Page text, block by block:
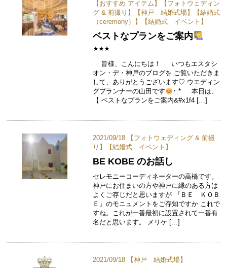
【 おすすめ アイテム 】【 フォトウェディン
グ & 前撮り 】【神戸 結婚式場】【結婚式
（ceremony）
】【結婚式 イベント 】
ベストなプランをご案内
⋆⋆⋆
皆様、こんにちは！ いつもエスタシ
オン・デ・神戸のブログを ご覧いただきま
して、ありがとうございます♡ ウエディン
グプランナーの山田です
･:* 本日は、
【 ベストなプランをご案内&#x1f4 […]
2021/09/18 【 フォトウェディング & 前撮
り 】【結婚式 イベント 】
BE KOBE のお話し
セレモニーコーディネーターの高橋です。
神戸にお住まいの方や神戸に縁のある方は
よくご存じだと思いますが 『ＢＥ ＫＯＢ
Ｅ』のモニュメントをご存知ですか これで
すね。これが一番最初に設置されて一番有
名だと思います。 メリケ […]
2021/09/18 【神戸 結婚式場】